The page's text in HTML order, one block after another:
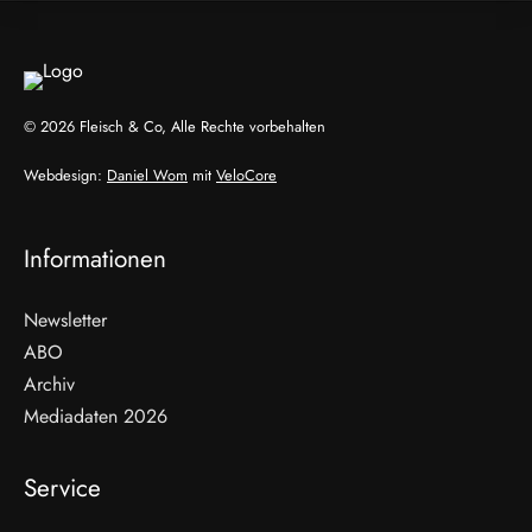
© 2026 Fleisch & Co, Alle Rechte vorbehalten
Webdesign: Daniel Wom mit VeloCore
Informationen
Newsletter
ABO
Archiv
Mediadaten 2026
Service